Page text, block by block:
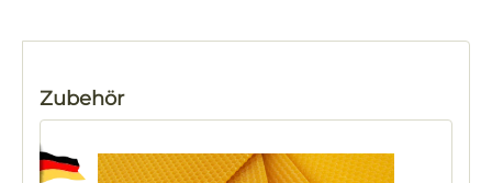
Produktgalerie überspringen
Zubehör